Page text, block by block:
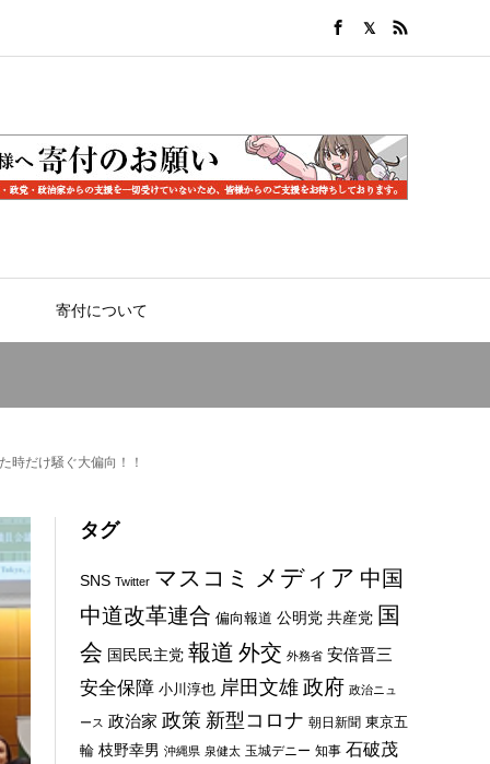
寄付について
時だけ騒ぐ大偏向！！
タグ
SNS Twitter マスコミ メディア 中国
中道改革連合 偏向報道 公明党 共産党 国
会 国民民主党 報道 外交 外務省 安倍晋三
安全保障 小川淳也 岸田文雄 政府 政治ニュ
ース 政治家 政策 新型コロナ 朝日新聞 東京五
輪 枝野幸男 沖縄県 泉健太 玉城デニー 知事 石破茂